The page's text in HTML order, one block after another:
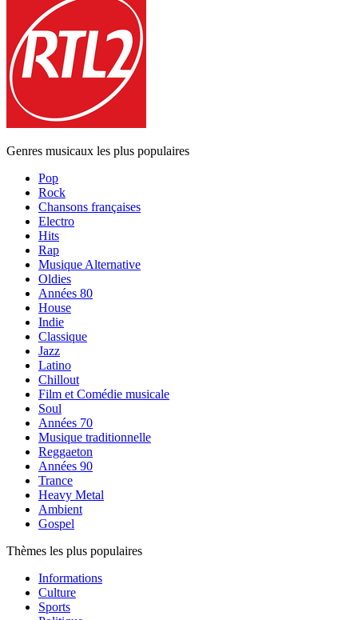
Genres musicaux les plus populaires
Pop
Rock
Chansons françaises
Electro
Hits
Rap
Musique Alternative
Oldies
Années 80
House
Indie
Classique
Jazz
Latino
Chillout
Film et Comédie musicale
Soul
Années 70
Musique traditionnelle
Reggaeton
Années 90
Trance
Heavy Metal
Ambient
Gospel
Thèmes les plus populaires
Informations
Culture
Sports